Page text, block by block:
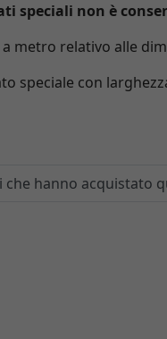
speciali non è
metro relativo alle
speciale con
che hanno acquistato